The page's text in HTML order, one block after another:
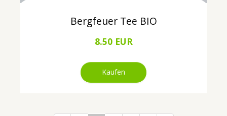
Bergfeuer Tee BIO
8.50 EUR
Kaufen